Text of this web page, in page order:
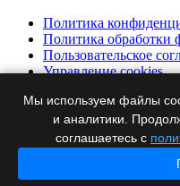
Политика
Политика обработки
Пользовательское
Управление cookies
Москва, Бумажный пр., д.
ertel@ertel.ru
Информация размещенная
© 2012 – 2026, ООО
Мы используем файлы
и аналитики.
соглашаетесь с